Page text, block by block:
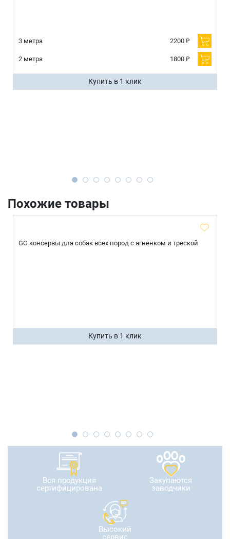
3 метра 2200 ₽
2 метра 1800 ₽
Купить в 1 клик
Похожие товары
GO консервы для собак всех пород с ягненком и треской
Купить в 1 клик
Вся продукция
сертифицирована
Закупаются
заводчики
Высокий
сервис